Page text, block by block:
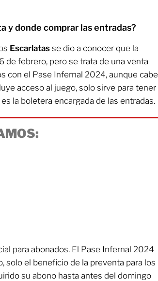
y donde comprar las entradas?
Escarlatas se dio a conocer que la
de febrero, pero se trata de una venta
con el Pase Infernal 2024, aunque cabe
acceso al juego, solo sirve para tener
la boletera encargada de las entradas.
para abonados. El Pase Infernal 2024
solo el beneficio de la preventa para los
su abono hasta antes del domingo